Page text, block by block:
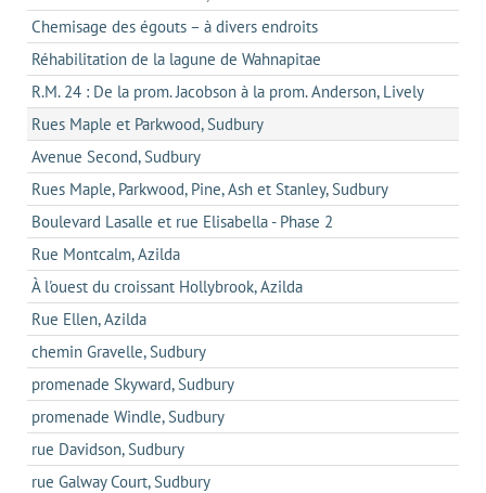
Chemisage des égouts – à divers endroits
Réhabilitation de la lagune de Wahnapitae
R.M. 24 : De la prom. Jacobson à la prom. Anderson, Lively
Rues Maple et Parkwood, Sudbury
Avenue Second, Sudbury
Rues Maple, Parkwood, Pine, Ash et Stanley, Sudbury
Boulevard Lasalle et rue Elisabella - Phase 2
Rue Montcalm, Azilda
À l'ouest du croissant Hollybrook, Azilda
Rue Ellen, Azilda
chemin Gravelle, Sudbury
promenade Skyward, Sudbury
promenade Windle, Sudbury
rue Davidson, Sudbury
rue Galway Court, Sudbury